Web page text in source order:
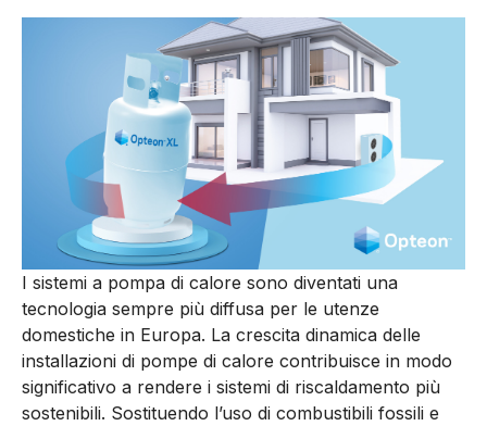
I sistemi a pompa di calore sono diventati una
tecnologia sempre più diffusa per le utenze
domestiche in Europa. La crescita dinamica delle
installazioni di pompe di calore contribuisce in modo
significativo a rendere i sistemi di riscaldamento più
sostenibili. Sostituendo l’uso di combustibili fossili e